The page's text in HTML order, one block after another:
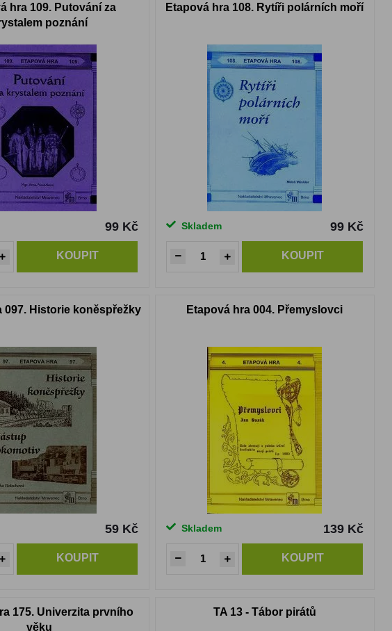
hra 109. Putování za
poznání
99 Kč
KOUPIT
Etapová hra 108. Rytíři polárních moří
Skladem 99 Kč
KOUPIT
097. Historie koněspřežky
59 Kč
KOUPIT
Etapová hra 004. Přemyslovci
Skladem 139 Kč
KOUPIT
175. Univerzita prvního
věku
TA 13 - Tábor pirátů